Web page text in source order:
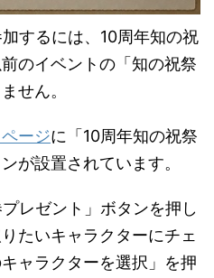
するには、10周年知の祝
のイベントの「知の祝祭
せん。
ージに「10周年知の祝祭
が設置されています。
レゼント」ボタンを押し
たいキャラクターにチェ
ャラクターを選択」を押